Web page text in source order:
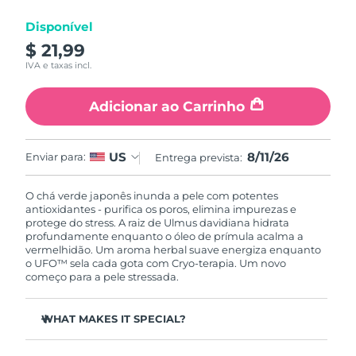
Disponível
$ 21,99
IVA e taxas incl.
Adicionar ao Carrinho
Enviar para: US Entrega prevista: 8/11/26
O chá verde japonês inunda a pele com potentes
antioxidantes - purifica os poros, elimina impurezas e
protege do stress. A raiz de Ulmus davidiana hidrata
profundamente enquanto o óleo de prímula acalma a
vermelhidão. Um aroma herbal suave energiza enquanto
o UFO™ sela cada gota com Cryo-terapia. Um novo
começo para a pele stressada.
WHAT MAKES IT SPECIAL?
Macau, RAE da
China
Malásia Entrega prevista 8/12/26
Malta Entrega prevista8/9/26
Mônaco Entrega prevista
Países Baixos Entrega prevista8/9/26
Nova Zelândia